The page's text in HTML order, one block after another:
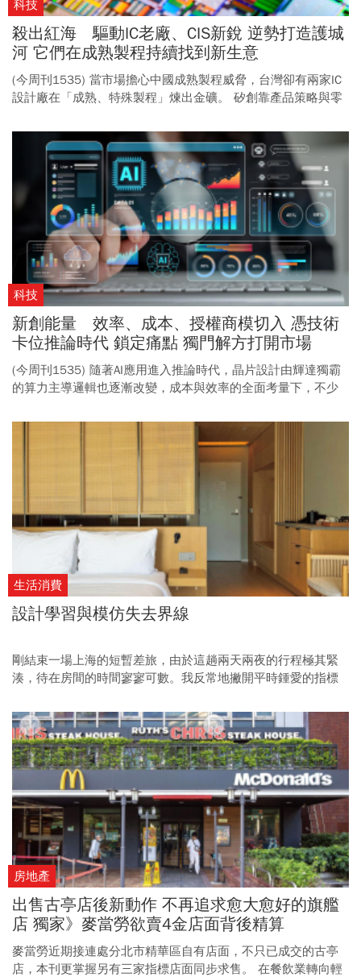
科技
殺出紅海 驅動IC老廠、CIS新銳 逆勢打造護城
河 它們在成熟製程持續找到新生意
(今周刊1535) 當市場擔心中國成熟製程威脅，台灣卻有兩家IC
設計廠在「成熟、特殊製程」煉出金礦。 矽創靠產品策略與零
用。 本刊獨家揭密它們如何逆勢打造自家護城河。
科技
新創能量 效率、成本、授權商模切入 憑技術
卡位推論時代 鎖定痛點 獨門解方打開市場
(今周刊1535) 隨著AI應用進入推論時代，晶片設計由輝達獨霸
的算力主導邏輯也逐漸改變，成本與效率的全面考量下，不少
群。
生活消費
設計學習與模仿失去界線
剛結束一場上海的短暫差旅，由於這趟兩天兩夜的行程極其緊
湊，待在房間的時間寥寥可數。我反常地撇開平時鍾愛的指標
（Budget Hotel）。在搜尋引擎漫無邊際的名單中，一張熟悉的
畫面瞬間攫住了我的視線，照片裡的客房模樣，簡直與我近期
心頭最愛的東京飯店「Trunk Hotel Yoyogi Park」如出一轍。
房地產
出售古亭店後新動作 不再追求愈大愈好的旗艦
店 獨家》麥當勞欲賣4金店面背後精算
麥當勞近期接連處分北市精華區自有店面，不只已成交的古亭
店，本刊更掌握另有三家指標店面同步求售。 在餐飲業轉向輕